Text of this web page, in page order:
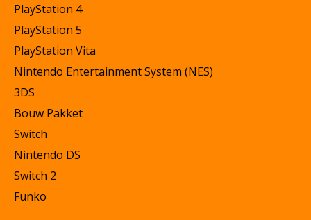
PlayStation 4
PlayStation 5
PlayStation Vita
Nintendo Entertainment System (NES)
3DS
Bouw Pakket
Switch
Nintendo DS
Switch 2
Funko